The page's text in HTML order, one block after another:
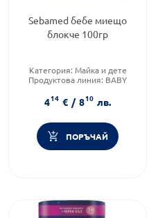
Sebamed бебе миещо
блокче 100гр
Категория: Майка и дете
Продуктова линия: BABY
414 € / 810 лв.
ПОРЪЧАЙ